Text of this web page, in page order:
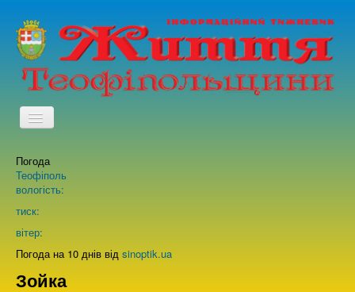
TPL_PROTOSTAR_TOGGLE_MENU
Про нас
Погода
Теофіполь
вологість:
тиск:
вітер:
Погода на 10 днів від sinoptik.ua
Зойка